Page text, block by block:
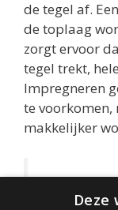
de tegel af.
de toplaag
zorgt ervoor
tegel trekt,
Impregneren
te
makkelijker
Deze